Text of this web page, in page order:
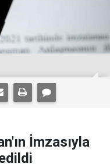
İmzasıyla